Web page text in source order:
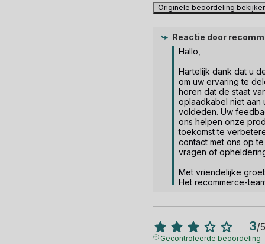
Originele beoordeling
Reactie door
Hallo,
Hartelijk dank dat u
om uw ervaring te
horen dat de staat
oplaadkabel niet aan
voldeden. Uw
ons helpen onze
toekomst te
contact met ons op
vragen of
Met vriendelijke
Het recommerce-
3/5
Gecontroleerde beoordeling